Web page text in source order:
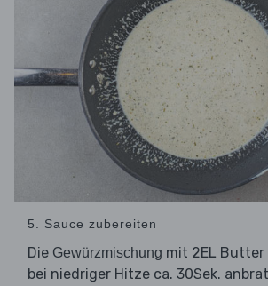
5. Sauce zubereiten
Die Gewürzmischung mit 2EL
bei niedriger Hitze ca. 30Sek.